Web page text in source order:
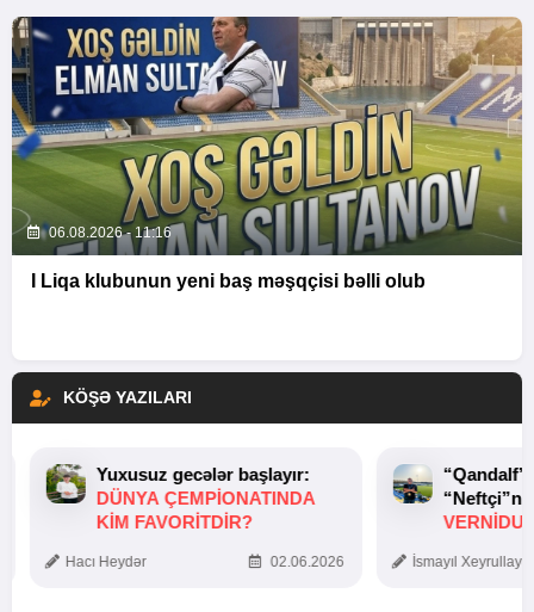
06.08.2026 - 11:16
I Liqa klubunun yeni baş məşqçisi bəlli olub
KÖŞƏ YAZILARI
Yuxusuz gecələr başlayır:
DÜNYA ÇEMPIONATINDA
KIM FAVORITDIR?
Hacı Heydər 02.06.2026 İsmayıl